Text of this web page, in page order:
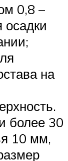
0,8 –
осадки
на
более 30
10 мм,